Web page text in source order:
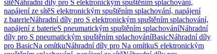
sítěNáhradní díly pro S elektronickým spuštěním splachování,
napájení ze sítěS elektronickým spuštěním splachování, napájení
z baterieNáhradní díly pro S elektronickým spuštěním splachování,
napájení z baterieS pneumatickým spuštěním splachováníNáhradní
díly pro S pneumatickým spuštěním splachováníBasicNáhradní díly
pro BasicNa omítkuNáhradní díly pro Na omítkuS elektronickým